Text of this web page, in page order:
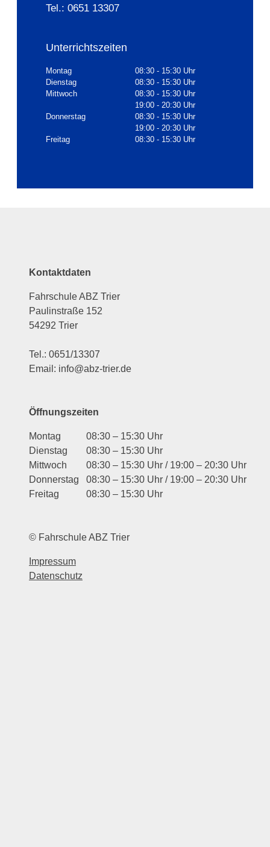
Tel.: 0651 13307
Unterrichtszeiten
Montag
08:30 - 15:30 Uhr
Dienstag
08:30 - 15:30 Uhr
Mittwoch
08:30 - 15:30 Uhr
19:00 - 20:30 Uhr
Donnerstag
08:30 - 15:30 Uhr
19:00 - 20:30 Uhr
Freitag
08:30 - 15:30 Uhr
Kontaktdaten
Fahrschule ABZ Trier
Paulinstraße 152
54292 Trier
Tel.: 0651/13307
Email: info@abz-trier.de
Öffnungszeiten
Montag
08:30 – 15:30 Uhr
Dienstag
08:30 – 15:30 Uhr
Mittwoch
08:30 – 15:30 Uhr / 19:00 – 20:30 Uhr
Donnerstag
08:30 – 15:30 Uhr / 19:00 – 20:30 Uhr
Freitag
08:30 – 15:30 Uhr
© Fahrschule ABZ Trier
Impressum
Datenschutz